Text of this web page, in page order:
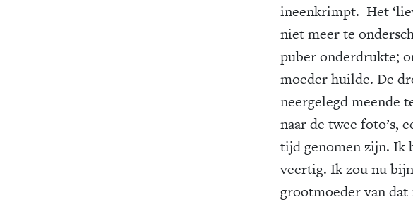
ineenkrimpt. Het
niet meer te
puber onderdrukte;
moeder huilde. De
neergelegd meende
naar de twee foto’s,
tijd genomen zijn. Ik
veertig. Ik zou nu
grootmoeder van dat